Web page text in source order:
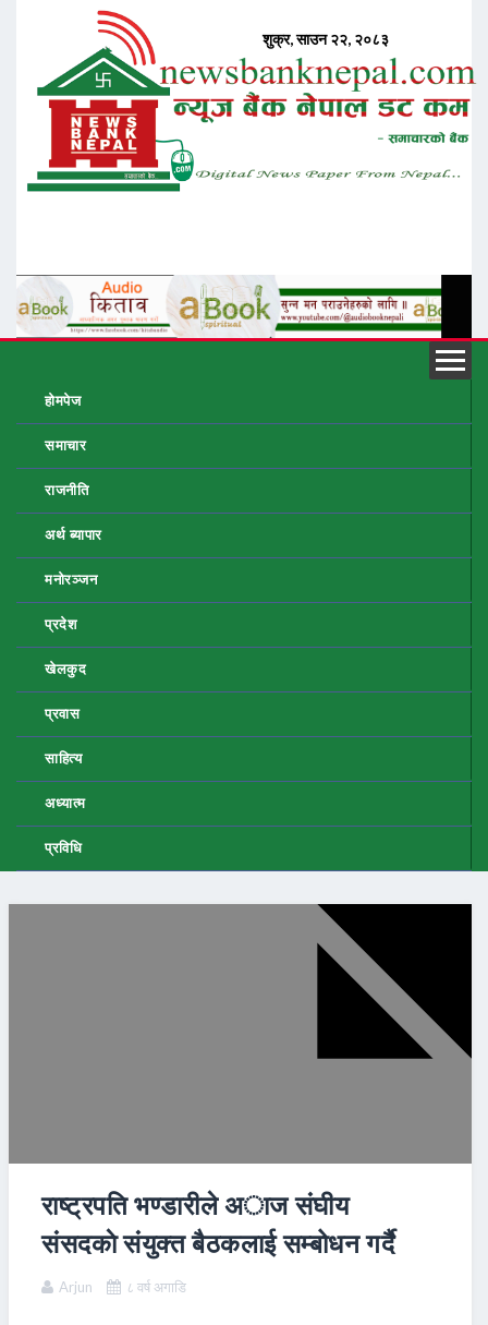
होमपेज
समाचार
राजनीति
अर्थ ब्यापार
मनोरञ्जन
प्रदेश
खेलकुद
प्रवास
साहित्य
अध्यात्म
प्रविधि
राष्ट्रपति भण्डारीले अाज संघीय
संसदकाे संयुक्त बैठकलाई सम्बोधन गर्दै
Arjun ८ वर्ष अगाडि